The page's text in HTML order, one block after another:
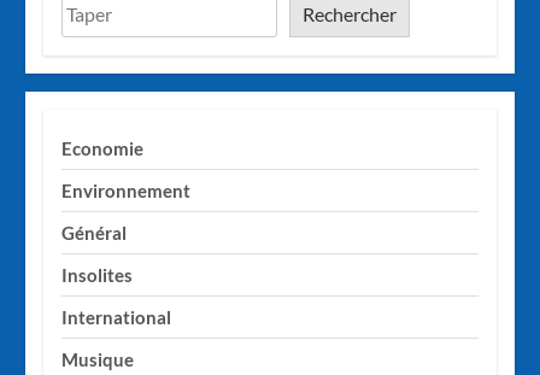
Rechercher
Economie
Environnement
Général
Insolites
International
Musique